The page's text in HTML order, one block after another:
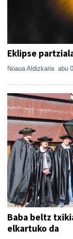
Eklipse
Noaua Aldizkaria abu
Baba beltz
elkartuko da